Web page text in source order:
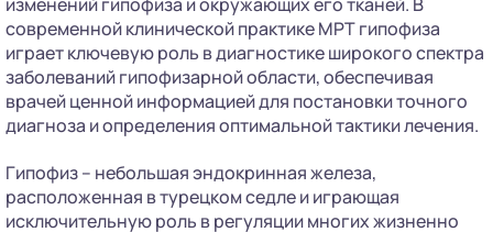
современной клинической практике МРТ гипофиза
играет ключевую роль в диагностике широкого спектра
заболеваний гипофизарной области, обеспечивая
врачей ценной информацией для постановки точного
диагноза и определения оптимальной тактики лечения.
Гипофиз – небольшая эндокринная железа,
расположенная в турецком седле и играющая
исключительную роль в регуляции многих жизненно